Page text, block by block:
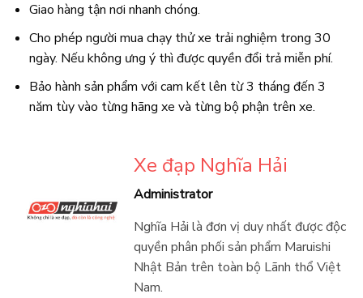
Giao hàng tận nơi nhanh chóng.
Cho phép người mua chạy thử xe trải nghiệm trong 30
ngày. Nếu không ưng ý thì được quyền đổi trả miễn phí.
Bảo hành sản phẩm với cam kết lên từ 3 tháng đến 3
năm tùy vào từng hãng xe và từng bộ phận trên xe.
Xe đạp Nghĩa Hải
Administrator
Nghĩa Hải là đơn vị duy nhất được độc
quyền phân phối sản phẩm Maruishi
Nhật Bản trên toàn bộ Lãnh thổ Việt
Nam.